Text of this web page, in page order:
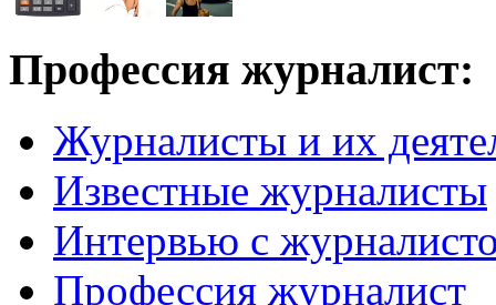
Профессия журналист:
Журналисты и их
Известные журналисты
Интервью с
Профессия журналист